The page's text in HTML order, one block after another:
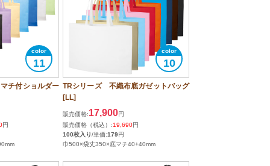
11
チ付ショルダー
円
10
TRシリーズ 不織布底ガゼットバッグ
[LL]
販売価格:17,900円
販売価格（税込）:19,690円
100枚入り/単価:179円
巾500×袋丈350×底マチ40+40mm